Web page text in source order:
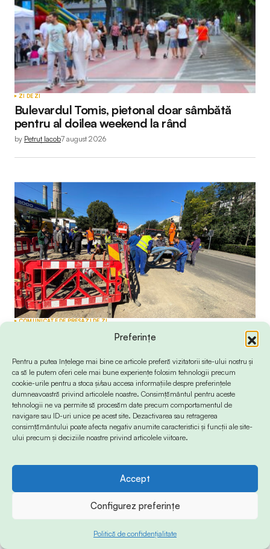
Preferințe
Pentru a putea înțelege mai bine ce articole preferă vizitatorii site-ului nostru și
ca să le putem oferi cele mai bune experiențe folosim tehnologii precum
cookie-urile pentru a stoca și/sau accesa informațiile despre preferințele
dumneavoastră privind articolele noastre. Consimțământul pentru aceste
tehnologii ne va permite să procesăm date precum comportamentul de
navigare sau ID-uri unice pe acest site. Dezactivarea sau retragerea
consimțământului poate afecta negativ anumite caracteristici și funcții ale site-
ului precum și deciziile noastre privind articolele viitoare.
Accept
Configurez preferințe
Politică de confidențialitate
ZI DE ZI
Bulevardul Tomis, pietonal doar sâmbătă
pentru al doilea weekend la rând
by Petruț Iacob7 august 2026
COMUNICATE DE PRESĂZI DE ZI
Avarie RAJA pe aleea Topolog din Constanța
by Redactia Info Sud-Est7 august 2026